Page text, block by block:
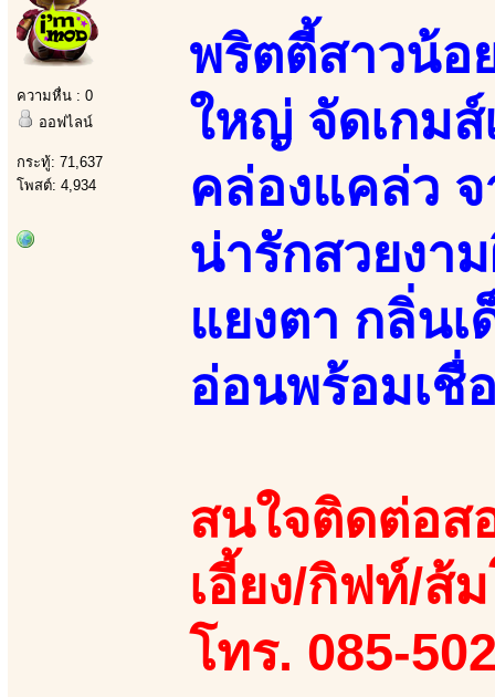
ความหื่น : 0
ออฟไลน์
กระทู้: 71,637
โพสต์: 4,934
พริตตี้สาวน้อ
ใหญ่ จัดเกมส์
คล่องแคล่ว
น่ารักสวยงา
แยงตา กลิ่น
อ่อนพร้อมเชื่
สนใจติดต่อส
เอี้ยง/กิฟท์/ส้
โทร. 085-